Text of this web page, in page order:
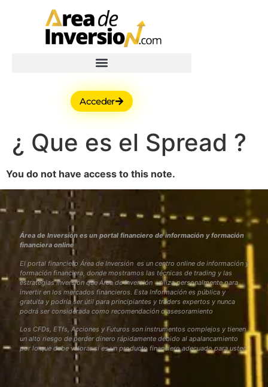
Acceder
¿ Que es el Spread ?
You do not have access to this note.
Área de Inversión es un portal financiero de información y formación
financiera online
El portal financiero Área de Inversión es un centro online de información y
formación financiera, donde mostramos las técnicas de trading y las
estrategias inversión que Área de Inversión utiliza personalmente para
invertir en los mercados financieros. Esta Información es pública y
gratuita y podría ser útil para principiantes y traders expertos y nunca
podrá ser considerada como recomendación o asesoramiento
Los CFDs, ETfs, Acciones y Futuros son instrumentos complejos y tienen
un alto riesgo de perder dinero rápidamente debido al apalancamiento
por lo que debe valorar si es un producto financiero adecuado para usted